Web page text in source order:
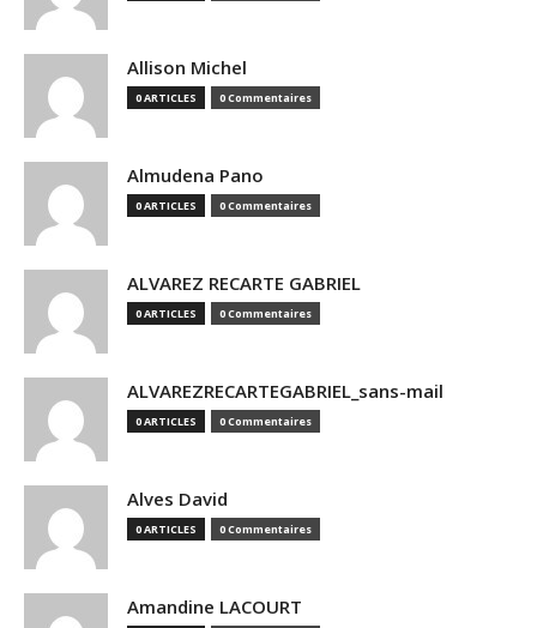
Allison Michel
0 ARTICLES 0 Commentaires
Almudena Pano
0 ARTICLES 0 Commentaires
ALVAREZ RECARTE GABRIEL
0 ARTICLES 0 Commentaires
ALVAREZRECARTEGABRIEL_sans-mail
0 ARTICLES 0 Commentaires
Alves David
0 ARTICLES 0 Commentaires
Amandine LACOURT